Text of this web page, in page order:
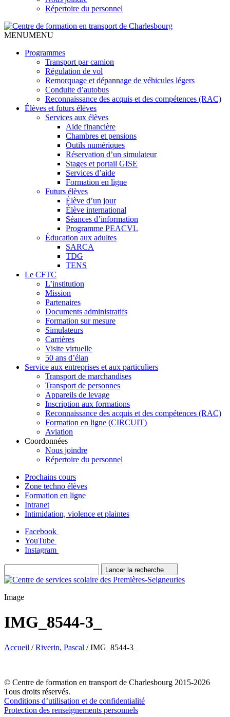
Répertoire du personnel
MENUMENU
Programmes
Transport par camion
Régulation de vol
Remorquage et dépannage de véhicules légers
Conduite d’autobus
Reconnaissance des acquis et des compétences (RAC)
Élèves et futurs élèves
Services aux élèves
Aide financière
Chambres et pensions
Outils numériques
Réservation d’un simulateur
Stages et portail GISE
Services d’aide
Formation en ligne
Futurs élèves
Élève d’un jour
Élève international
Séances d’information
Programme PEACVL
Éducation aux adultes
SARCA
TDG
TENS
Le CFTC
L’institution
Mission
Partenaires
Documents administratifs
Formation sur mesure
Simulateurs
Carrières
Visite virtuelle
50 ans d’élan
Service aux entreprises et aux particuliers
Transport de marchandises
Transport de personnes
Appareils de levage
Inscription aux formations
Reconnaissance des acquis et des compétences (RAC)
Formation en ligne (CIRCUIT)
Aviation
Coordonnées
Nous joindre
Répertoire du personnel
Prochains cours
Zone techno élèves
Formation en ligne
Intranet
Intimidation, violence et plaintes
Facebook
YouTube
Instagram
Lancer la recherche
Image
IMG_8544-3_
Accueil /Riverin, Pascal /IMG_8544-3_
© Centre de formation en transport de Charlesbourg 2015-2026
Tous droits réservés.
Conditions d’utilisation et de confidentialité
Protection des renseignements personnels